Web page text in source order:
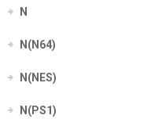
N
N(N64)
N(NES)
N(PS1)